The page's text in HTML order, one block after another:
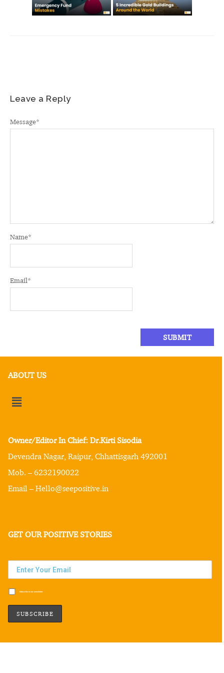
Leave a Reply
Message*
Name*
Email*
ABOUT US
Owner/Editor In Chief: Dr.Kirti Sisodia
Devendra Nagar, Raipur, Chhattisgarh 492001
Mob. – 6232190022
Email – Hello@seepositive.in
GET OUR POSITIVE STORIES
Subscribe to our newsletter